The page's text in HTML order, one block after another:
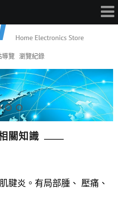
導覽 瀏覽紀錄
關知識
腱炎。有局部腫、 壓痛、